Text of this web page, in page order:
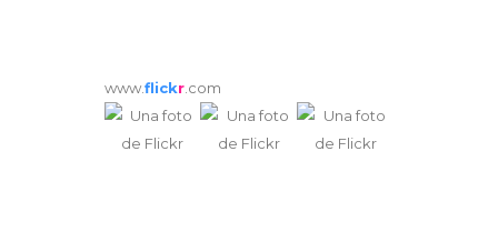
www.flickr.com